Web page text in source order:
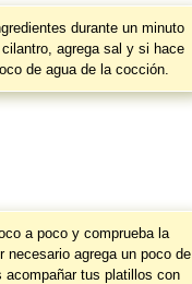
durante un minuto
agrega sal y si hace
de agua de la cocción.
a poco y comprueba la
necesario agrega un poco de
tus platillos con